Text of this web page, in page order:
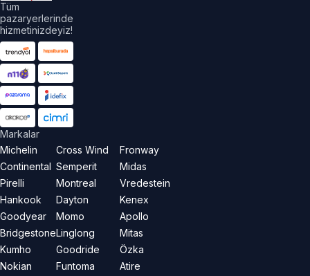
Tüm
pazaryerlerinde
hizmetinizdeyiz!
Markalar
Michelin
Continental
Pirelli
Hankook
Goodyear
Bridgestone
Kumho
Nokian
Cross Wind
Semperit
Montreal
Dayton
Momo
Linglong
Goodride
Funtoma
Fronway
Midas
Vredestein
Kenex
Apollo
Mitas
Özka
Atire